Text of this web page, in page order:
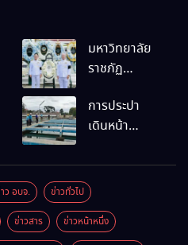
มหาวิทยาลัย
ราชภัฏ
ร่วมเป็นเจ้า
ภาพพิธี
พร้อมน้อม
สำนึกในพระ
มหากรุณาธิคุณ
การประปา
เดินหน้า
แห่งใหม่
ว อบจ. ข่าวทั่วไป
ข่าวสาร ข่าวหน้าหนึ่ง